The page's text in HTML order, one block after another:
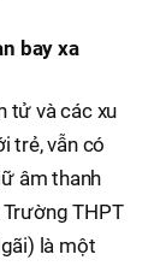
bay xa
tử và các xu
trẻ, vẫn có
âm thanh
THPT
là một